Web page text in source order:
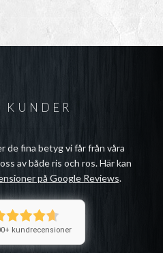
KUNDER
de fina betyg vi får från våra
av både ris och ros. Här kan
på Google Reviews.
kundrecensioner